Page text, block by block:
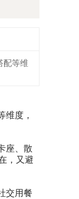
配等维
维度，
座、散
，又避
交用餐